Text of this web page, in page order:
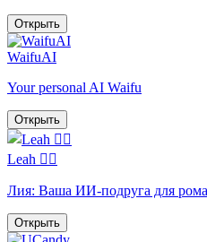
Открыть
WaifuAI
Your personal AI Waifu
Открыть
Leah ❤️‍🔥
Лия: Ваша ИИ-подруга для
Открыть